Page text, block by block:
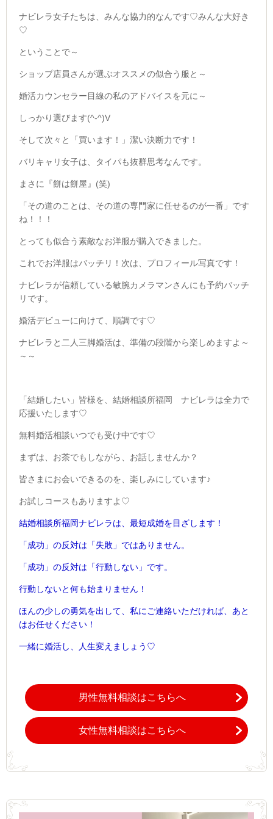
ナビレラ女子たちは、みんな協力的なんです♡みんな大好き
♡
ということで～
ショップ店員さんが選ぶオススメの似合う服と～
婚活カウンセラー目線の私のアドバイスを元に～
しっかり選びます(^-^)V
そして次々と「買います！」潔い決断力です！
バリキャリ女子は、タイパも抜群思考なんです。
まさに『餅は餅屋』(笑)
「その道のことは、その道の専門家に任せるのが一番」です
ね！！！
とっても似合う素敵なお洋服が購入できました。
これでお洋服はバッチリ！次は、プロフィール写真です！
ナビレラが信頼している敏腕カメラマンさんにも予約バッチ
リです。
婚活デビューに向けて、順調です♡
ナビレラと二人三脚婚活は、準備の段階から楽しめますよ～
～～
「結婚したい」皆様を、結婚相談所福岡 ナビレラは全力で
応援いたします♡
無料婚活相談いつでも受け中です♡
まずは、お茶でもしながら、お話しませんか？
皆さまにお会いできるのを、楽しみにしています♪
お試しコースもありますよ♡
結婚相談所福岡ナビレラは、最短成婚を目ざします！
「成功」の反対は 「失敗」ではありません。
「成功」の反対は 「行動しない」です。
行動しないと何も始まりません！
ほんの少しの勇気を出して、 私にご連絡いただければ、あと
はお任せください！
一緒に婚活し、人生変えましょう♡
男性無料相談はこちらへ
女性無料相談はこちらへ